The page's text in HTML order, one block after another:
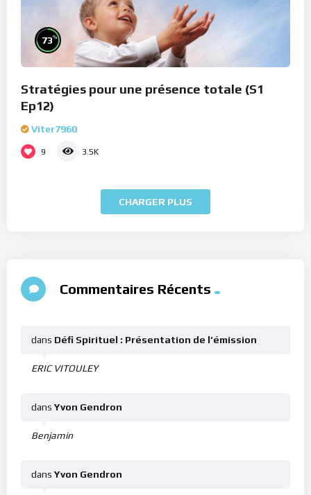
73%
Stratégies pour une présence totale (S1
Ep12)
Viter7960
9 3.5K
CHARGER PLUS
Commentaires Récents
ERIC VITOULEY
dans Défi Spirituel : Présentation de l’émission
Benjamin
dans Yvon Gendron
dans Yvon Gendron